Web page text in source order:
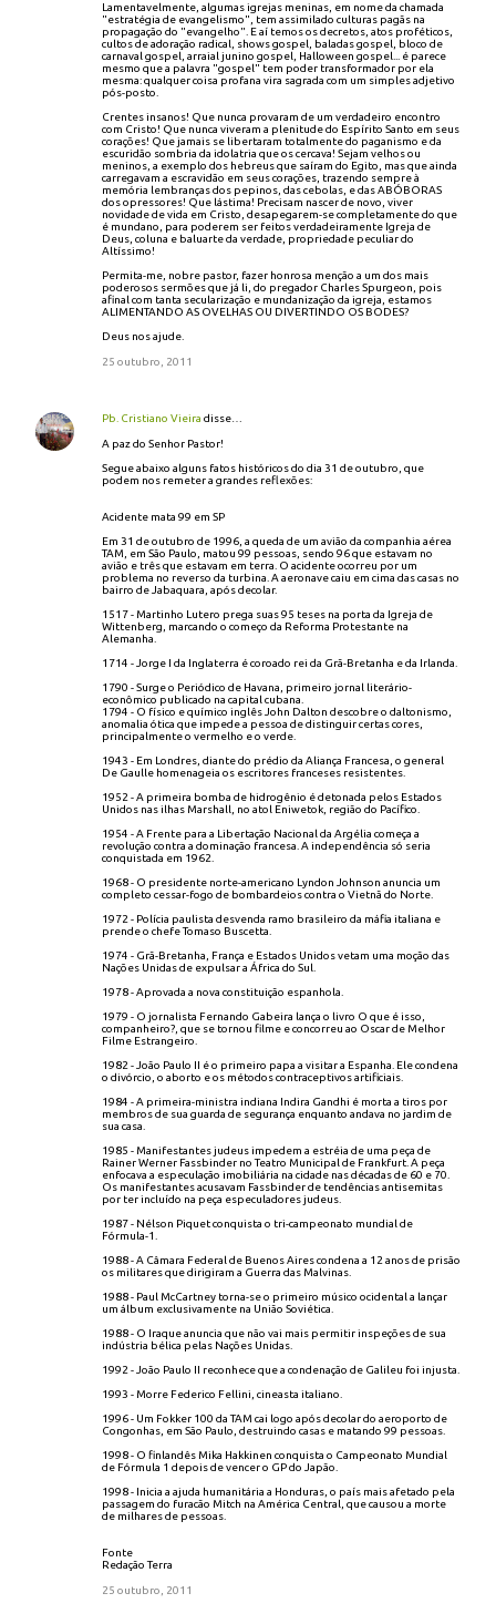
Lamentavelmente, algumas igrejas meninas, em nome da chamada
"estratégia de evangelismo", tem assimilado culturas pagãs na
propagação do "evangelho". E aí temos os decretos, atos proféticos,
cultos de adoração radical, shows gospel, baladas gospel, bloco de
carnaval gospel, arraial junino gospel, Halloween gospel... é parece
mesmo que a palavra "gospel" tem poder transformador por ela
mesma: qualquer coisa profana vira sagrada com um simples adjetivo
pós-posto.
Crentes insanos! Que nunca provaram de um verdadeiro encontro
com Cristo! Que nunca viveram a plenitude do Espírito Santo em seus
corações! Que jamais se libertaram totalmente do paganismo e da
escuridão sombria da idolatria que os cercava! Sejam velhos ou
meninos, a exemplo dos hebreus que saíram do Egito, mas que ainda
carregavam a escravidão em seus corações, trazendo sempre à
memória lembranças dos pepinos, das cebolas, e das ABÓBORAS
dos opressores! Que lástima! Precisam nascer de novo, viver
novidade de vida em Cristo, desapegarem-se completamente do que
é mundano, para poderem ser feitos verdadeiramente Igreja de
Deus, coluna e baluarte da verdade, propriedade peculiar do
Altíssimo!
Permita-me, nobre pastor, fazer honrosa menção a um dos mais
poderosos sermões que já li, do pregador Charles Spurgeon, pois
afinal com tanta secularização e mundanização da igreja, estamos
ALIMENTANDO AS OVELHAS OU DIVERTINDO OS BODES?
Deus nos ajude.
25 outubro, 2011
Pb. Cristiano Vieira disse…
A paz do Senhor Pastor!
Segue abaixo alguns fatos históricos do dia 31 de outubro, que
podem nos remeter a grandes reflexões:
Acidente mata 99 em SP
Em 31 de outubro de 1996, a queda de um avião da companhia aérea
TAM, em São Paulo, matou 99 pessoas, sendo 96 que estavam no
avião e três que estavam em terra. O acidente ocorreu por um
problema no reverso da turbina. A aeronave caiu em cima das casas no
bairro de Jabaquara, após decolar.
1517 - Martinho Lutero prega suas 95 teses na porta da Igreja de
Wittenberg, marcando o começo da Reforma Protestante na
Alemanha.
1714 - Jorge I da Inglaterra é coroado rei da Grã-Bretanha e da Irlanda.
1790 - Surge o Periódico de Havana, primeiro jornal literário-
econômico publicado na capital cubana.
1794 - O físico e químico inglês John Dalton descobre o daltonismo,
anomalia ótica que impede a pessoa de distinguir certas cores,
principalmente o vermelho e o verde.
1943 - Em Londres, diante do prédio da Aliança Francesa, o general
De Gaulle homenageia os escritores franceses resistentes.
1952 - A primeira bomba de hidrogênio é detonada pelos Estados
Unidos nas ilhas Marshall, no atol Eniwetok, região do Pacífico.
1954 - A Frente para a Libertação Nacional da Argélia começa a
revolução contra a dominação francesa. A independência só seria
conquistada em 1962.
1968 - O presidente norte-americano Lyndon Johnson anuncia um
completo cessar-fogo de bombardeios contra o Vietnã do Norte.
1972 - Polícia paulista desvenda ramo brasileiro da máfia italiana e
prende o chefe Tomaso Buscetta.
1974 - Grã-Bretanha, França e Estados Unidos vetam uma moção das
Nações Unidas de expulsar a África do Sul.
1978 - Aprovada a nova constituição espanhola.
1979 - O jornalista Fernando Gabeira lança o livro O que é isso,
companheiro?, que se tornou filme e concorreu ao Oscar de Melhor
Filme Estrangeiro.
1982 - João Paulo II é o primeiro papa a visitar a Espanha. Ele condena
o divórcio, o aborto e os métodos contraceptivos artificiais.
1984 - A primeira-ministra indiana Indira Gandhi é morta a tiros por
membros de sua guarda de segurança enquanto andava no jardim de
sua casa.
1985 - Manifestantes judeus impedem a estréia de uma peça de
Rainer Werner Fassbinder no Teatro Municipal de Frankfurt. A peça
enfocava a especulação imobiliária na cidade nas décadas de 60 e 70.
Os manifestantes acusavam Fassbinder de tendências antisemitas
por ter incluído na peça especuladores judeus.
1987 - Nélson Piquet conquista o tri-campeonato mundial de
Fórmula-1.
1988 - A Câmara Federal de Buenos Aires condena a 12 anos de prisão
os militares que dirigiram a Guerra das Malvinas.
1988 - Paul McCartney torna-se o primeiro músico ocidental a lançar
um álbum exclusivamente na União Soviética.
1988 - O Iraque anuncia que não vai mais permitir inspeções de sua
indústria bélica pelas Nações Unidas.
1992 - João Paulo II reconhece que a condenação de Galileu foi injusta.
1993 - Morre Federico Fellini, cineasta italiano.
1996 - Um Fokker 100 da TAM cai logo após decolar do aeroporto de
Congonhas, em São Paulo, destruindo casas e matando 99 pessoas.
1998 - O finlandês Mika Hakkinen conquista o Campeonato Mundial
de Fórmula 1 depois de vencer o GP do Japão.
1998 - Inicia a ajuda humanitária a Honduras, o país mais afetado pela
passagem do furacão Mitch na América Central, que causou a morte
de milhares de pessoas.
Fonte
Redação Terra
25 outubro, 2011